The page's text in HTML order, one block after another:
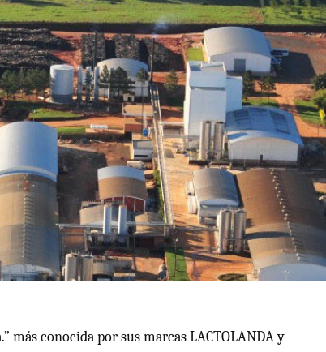
más conocida por sus marcas LACTOLANDA y